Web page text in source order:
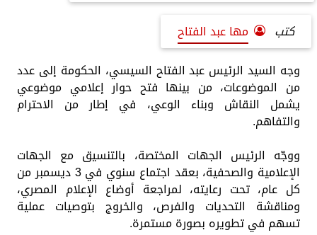
كتب
مها عبد الفتاح
وجه السيد الرئيس عبد الفتاح السيسي، الحكومة إلى عدد
من الموضوعات، من بينها فتح حوار إعلامي موضوعي
يشمل النقاش وبناء الوعي، في إطار من الاحترام
والتفاهم.
ووجّه الرئيس الجهات المختصة، بالتنسيق مع الجهات
الإعلامية والصحفية، بعقد اجتماع سنوي في 3 ديسمبر من
كل عام، تحت رعايته، لمراجعة أوضاع الإعلام المصري،
ومناقشة التحديات والفرص، والخروج بتوصيات عملية
تسهم في تطويره بصورة مستمرة.